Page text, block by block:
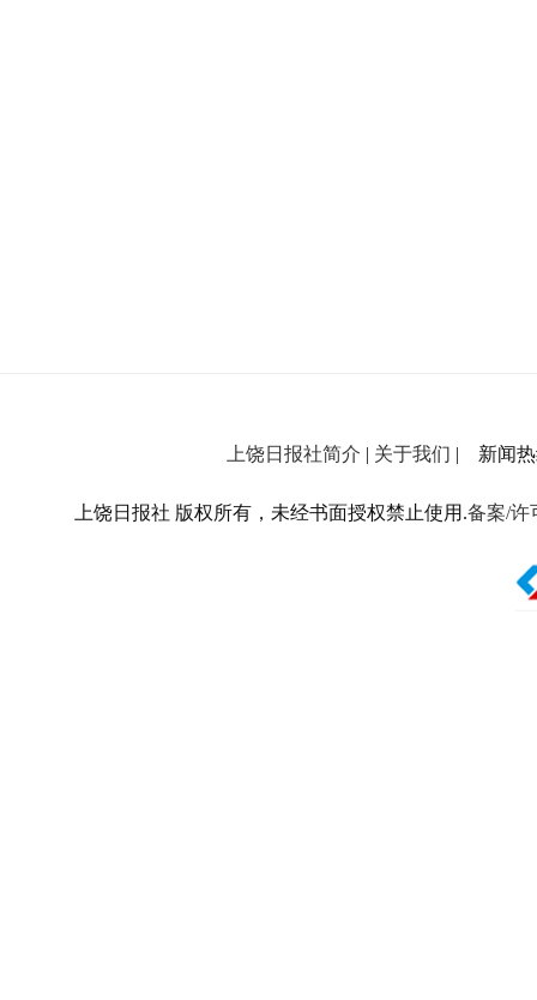
上饶日报社简介 | 关于我们 | 新闻热
上饶日报社 版权所有，未经书面授权禁止使用.备案/许